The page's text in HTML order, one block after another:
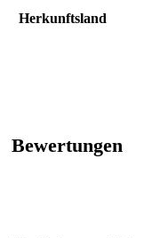
Herkunftsland
Bewertungen